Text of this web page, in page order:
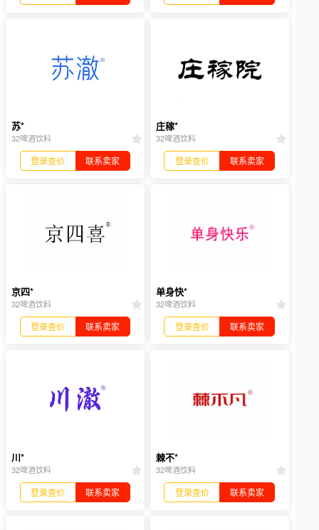
苏*
32啤酒饮料
登录查价 联系卖家
庄稼*
32啤酒饮料
登录查价 联系卖家
京四*
32啤酒饮料
登录查价 联系卖家
单身快*
32啤酒饮料
登录查价 联系卖家
川*
32啤酒饮料
登录查价 联系卖家
棘不*
32啤酒饮料
登录查价 联系卖家